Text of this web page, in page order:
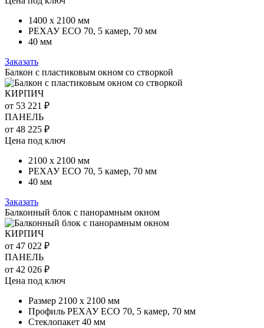
1400 х 2100 мм
РЕХАУ ECO 70, 5 камер, 70 мм
40 мм
Заказать
Балкон с пластиковым окном со створкой
КИРПИЧ
от 53 221 ₽
ПАНЕЛЬ
от 48 225 ₽
Цена под ключ
2100 х 2100 мм
РЕХАУ ECO 70, 5 камер, 70 мм
40 мм
Заказать
Балконный блок с панорамным окном
КИРПИЧ
от 47 022 ₽
ПАНЕЛЬ
от 42 026 ₽
Цена под ключ
Размер 2100 х 2100 мм
Профиль РЕХАУ ECO 70, 5 камер, 70 мм
Стеклопакет 40 мм